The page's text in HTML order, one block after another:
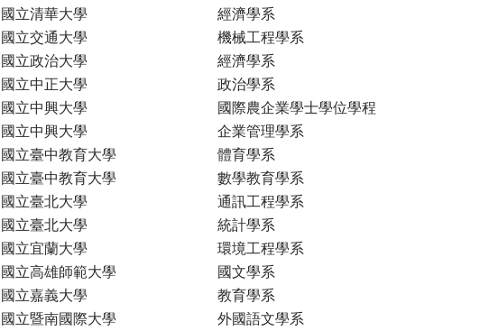
國立清華大學
經濟學系
國立交通大學
機械工程學系
國立政治大學
經濟學系
國立中正大學
政治學系
國立中興大學
國際農企業學士學位學程
國立中興大學
企業管理學系
國立臺中教育大學
體育學系
國立臺中教育大學
數學教育學系
國立臺北大學
通訊工程學系
國立臺北大學
統計學系
國立宜蘭大學
環境工程學系
國立高雄師範大學
國文學系
國立嘉義大學
教育學系
國立暨南國際大學
外國語文學系